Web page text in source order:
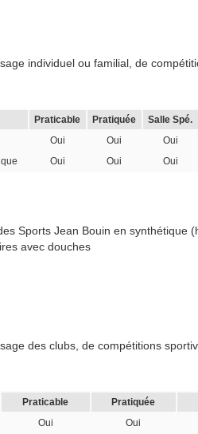
individuel ou familial, de
Praticable Pratiquée Salle Spé.
Oui Oui Oui
Oui Oui Oui
Sports Jean Bouin en synthétique
avec douches
des clubs, de compétitions
Praticable Pratiquée
Oui Oui